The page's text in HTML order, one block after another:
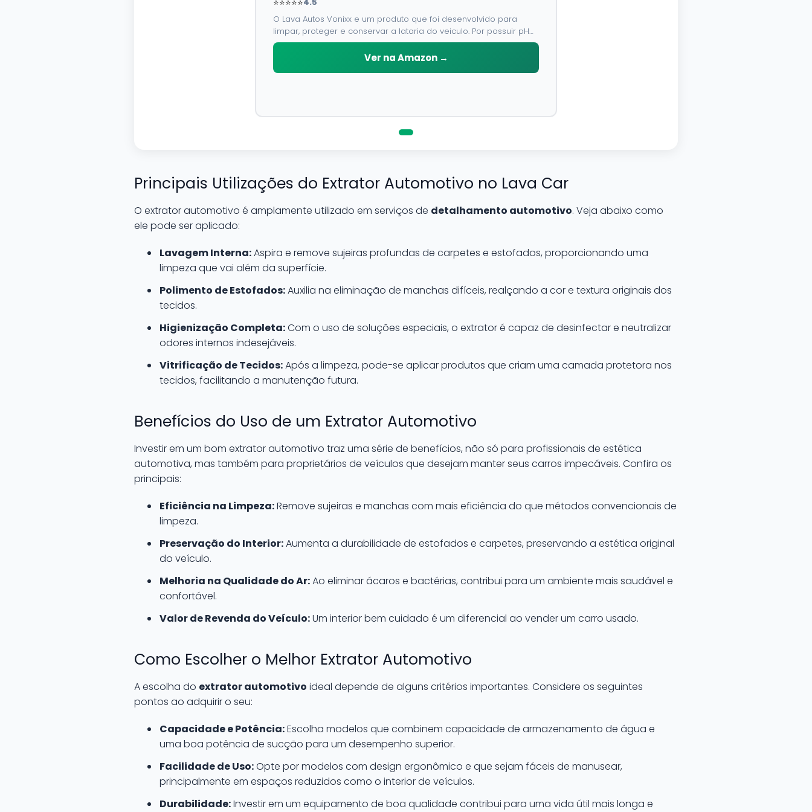
⭐⭐⭐⭐⭐
O Lava Autos Vonixx e um produto que foi desenvolvido para
limpar, proteger e conservar a lataria do veiculo. Por possuir pH
neutro, pode ser aplicado em qualquer superficie sem correr o
Ver na Amazon →
Principais Utilizações do Extrator Automotivo no Lava Car
O extrator automotivo é amplamente utilizado em serviços de detalhamento automotivo. Veja abaixo como
ele pode ser aplicado:
Lavagem Interna:Aspira e remove sujeiras profundas de carpetes e estofados, proporcionando uma
limpeza que vai além da superfície.
Polimento de Estofados:Auxilia na eliminação de manchas difíceis, realçando a cor e textura originais dos
tecidos.
Higienização Completa:Com o uso de soluções especiais, o extrator é capaz de desinfectar e neutralizar
odores internos indesejáveis.
Vitrificação de Tecidos:Após a limpeza, pode-se aplicar produtos que criam uma camada protetora nos
tecidos, facilitando a manutenção futura.
Benefícios do Uso de um Extrator Automotivo
Investir em um bom extrator automotivo traz uma série de benefícios, não só para profissionais de estética
automotiva, mas também para proprietários de veículos que desejam manter seus carros impecáveis. Confira os
principais:
Eficiência na Limpeza:Remove sujeiras e manchas com mais eficiência do que métodos convencionais de
limpeza.
Preservação do Interior:Aumenta a durabilidade de estofados e carpetes, preservando a estética original
do veículo.
Melhoria na Qualidade do Ar:Ao eliminar ácaros e bactérias, contribui para um ambiente mais saudável e
confortável.
Valor de Revenda do Veículo:Um interior bem cuidado é um diferencial ao vender um carro usado.
Como Escolher o Melhor Extrator Automotivo
A escolha do extrator automotivo ideal depende de alguns critérios importantes. Considere os seguintes
pontos ao adquirir o seu:
Capacidade e Potência:Escolha modelos que combinem capacidade de armazenamento de água e
uma boa potência de sucção para um desempenho superior.
Facilidade de Uso:Opte por modelos com design ergonômico e que sejam fáceis de manusear,
principalmente em espaços reduzidos como o interior de veículos.
Durabilidade:Investir em um equipamento de boa qualidade contribui para uma vida útil mais longa e